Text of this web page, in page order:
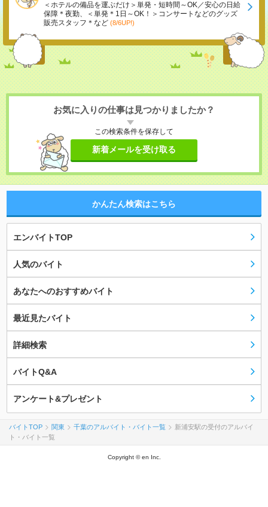
＜ホテルの備品を運ぶだけ＞単発・短時間～OK／安心の日給
保障＊夜勤、＜単発＊1日～OK！＞コンサートなどのグッズ
販売スタッフ＊など (8/6UP!)
お気に入りの仕事は見つかりましたか？
この検索条件を保存して
新着メールを受け取る
かんたん検索はこちら
エンバイトTOP
人気のバイト
あなたへのおすすめバイト
最近見たバイト
詳細検索
バイトQ&A
アンケート&プレゼント
バイトTOP 関東 千葉のアルバイト・バイト一覧
新浦安駅の受付のアルバイ
ト・バイト一覧
Copyright © en Inc.